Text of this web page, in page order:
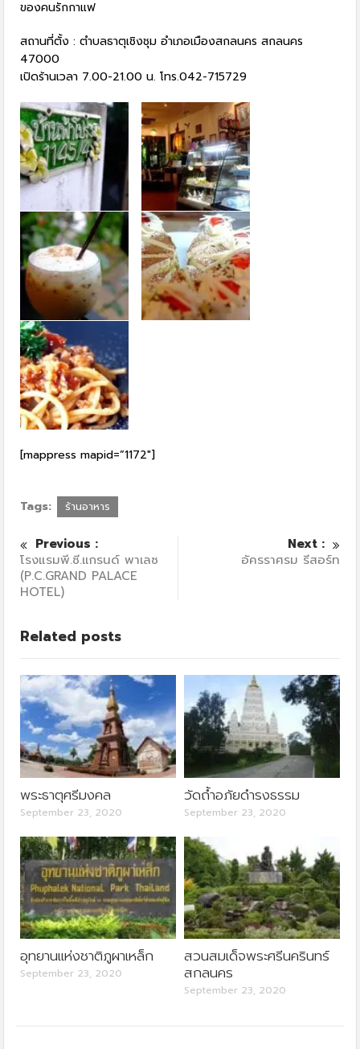
ของคนรักกาแฟ
สถานที่ตั้ง : ตำบลธาตุเชิงชุม อำเภอเมืองสกลนคร สกลนคร
47000
เปิดร้านเวลา 7.00-21.00 น. โทร.042-715729
[mappress mapid=”1172″]
Tags: ร้านอาหาร
Previous :
โรงแรมพี.ซี.แกรนด์ พาเลซ
(P.C.GRAND PALACE
HOTEL)
Next :
อัครราศรม รีสอร์ท
Related posts
พระธาตุศรีมงคล
September 23, 2020
วัดถ้ำอภัยดำรงธรรม
September 23, 2020
อุทยานแห่งชาติภูผาเหล็ก
September 23, 2020
สวนสมเด็จพระศรีนครินทร์
สกลนคร
September 23, 2020